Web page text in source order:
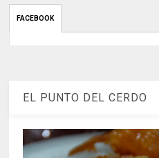
FACEBOOK
EL PUNTO DEL CERDO